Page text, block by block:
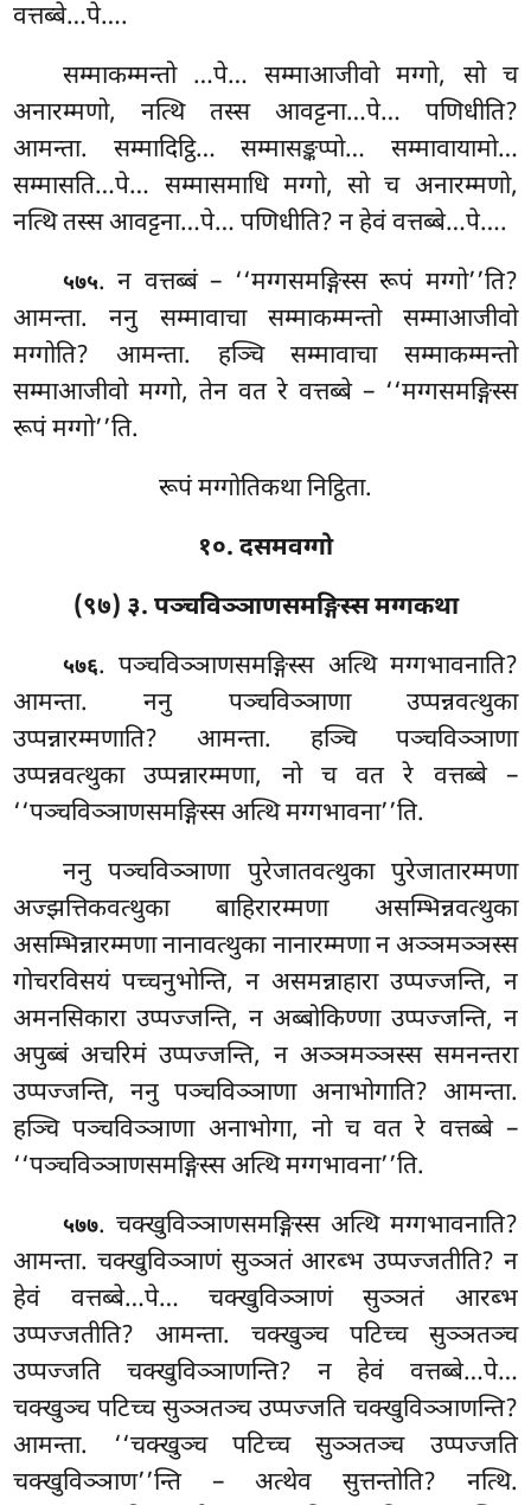
वत्तब्बे…पे….
सम्माकम्मन्तो …पे… सम्माआजीवो मग्गो, सो च
अनारम्मणो, नत्थि तस्स आवट्टना…पे… पणिधीति?
आमन्ता. सम्मादिट्ठि… सम्मासङ्कप्पो… सम्मावायामो…
सम्मासति…पे… सम्मासमाधि मग्गो, सो च अनारम्मणो,
नत्थि तस्स आवट्टना…पे… पणिधीति? न हेवं वत्तब्बे…पे….
५७५. न वत्तब्बं – ‘‘मग्गसमङ्गिस्स रूपं मग्गो’’ति?
आमन्ता. ननु सम्मावाचा सम्माकम्मन्तो सम्माआजीवो
मग्गोति? आमन्ता. हञ्चि सम्मावाचा सम्माकम्मन्तो
सम्माआजीवो मग्गो, तेन वत रे वत्तब्बे – ‘‘मग्गसमङ्गिस्स
रूपं मग्गो’’ति.
रूपं मग्गोतिकथा निट्ठिता.
१०. दसमवग्गो
(९७) ३. पञ्चविञ्ञाणसमङ्गिस्स मग्गकथा
५७६. पञ्चविञ्ञाणसमङ्गिस्स अत्थि मग्गभावनाति?
आमन्ता. ननु पञ्चविञ्ञाणा उप्पन्नवत्थुका
उप्पन्नारम्मणाति? आमन्ता. हञ्चि पञ्चविञ्ञाणा
उप्पन्नवत्थुका उप्पन्नारम्मणा, नो च वत रे वत्तब्बे –
‘‘पञ्चविञ्ञाणसमङ्गिस्स अत्थि मग्गभावना’’ति.
ननु पञ्चविञ्ञाणा पुरेजातवत्थुका पुरेजातारम्मणा
अज्झत्तिकवत्थुका बाहिरारम्मणा असम्भिन्नवत्थुका
असम्भिन्नारम्मणा नानावत्थुका नानारम्मणान अञ्ञमञ्ञस्स
गोचरविसयंपच्चनुभोन्ति, न असमन्नाहारा उप्पज्जन्ति, न
अमनसिकारा उप्पज्जन्ति, न अब्बोकिण्णा उप्पज्जन्ति, न
अपुब्बं अचरिमं उप्पज्जन्ति, न अञ्ञमञ्ञस्स समनन्तरा
उप्पज्जन्ति, ननु पञ्चविञ्ञाणा अनाभोगाति? आमन्ता.
हञ्चि पञ्चविञ्ञाणा अनाभोगा, नो च वत रे वत्तब्बे –
‘‘पञ्चविञ्ञाणसमङ्गिस्स अत्थि मग्गभावना’’ति.
५७७. चक्खुविञ्ञाणसमङ्गिस्स अत्थि मग्गभावनाति?
आमन्ता. चक्खुविञ्ञाणं सुञ्ञतं आरब्भ उप्पज्जतीति? न
हेवं वत्तब्बे…पे… चक्खुविञ्ञाणं सुञ्ञतं आरब्भ
उप्पज्जतीति? आमन्ता. चक्खुञ्च पटिच्च सुञ्ञतञ्च
उप्पज्जति चक्खुविञ्ञाणन्ति? न हेवं वत्तब्बे…पे…
चक्खुञ्च पटिच्च सुञ्ञतञ्च उप्पज्जति चक्खुविञ्ञाणन्ति?
आमन्ता. ‘‘चक्खुञ्च पटिच्च सुञ्ञतञ्च उप्पज्जति
चक्खुविञ्ञाण’’न्ति – अत्थेव सुत्तन्तोति? नत्थि.